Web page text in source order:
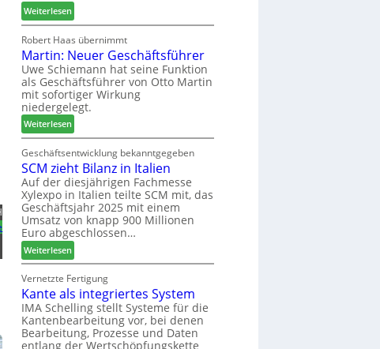
d
e
r
r
z
u
m
2
0
2
7
i
g
t
H
o
l
z
b
a
u
p
r
o
z
e
s
s
Weiterlesen:
H
o
m
a
g
l
ä
d
t
z
u
m
T
r
e
f
f
e
i
n
Robert Haas übernimmt
Martin: Neuer Geschäftsführer
Uwe Schiemann hat seine Funktion
als Geschäftsführer von Otto Martin
mit sofortiger Wirkung
niedergelegt.
Weiterlesen:
M
a
r
t
i
n
:
N
e
u
e
r
G
e
s
Geschäftsentwicklung bekanntgegeben
SCM zieht Bilanz in Italien
Auf der diesjährigen Fachmesse
Xylexpo in Italien teilte SCM mit, das
Geschäftsjahr 2025 mit einem
Umsatz von knapp 900 Millionen
Euro abgeschlossen…
Weiterlesen:
S
C
M
z
i
e
Vernetzte Fertigung
Kante als integriertes System
IMA Schelling stellt Systeme für die
Kantenbearbeitung vor, bei denen
Bearbeitung, Prozesse und Daten
entlang der Wertschöpfungskette